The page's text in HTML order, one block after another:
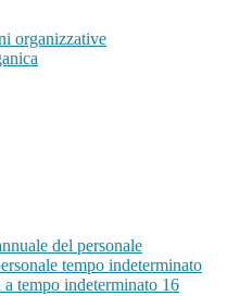
organizzative
del personale
tempo indeterminato
a tempo indeterminato 16